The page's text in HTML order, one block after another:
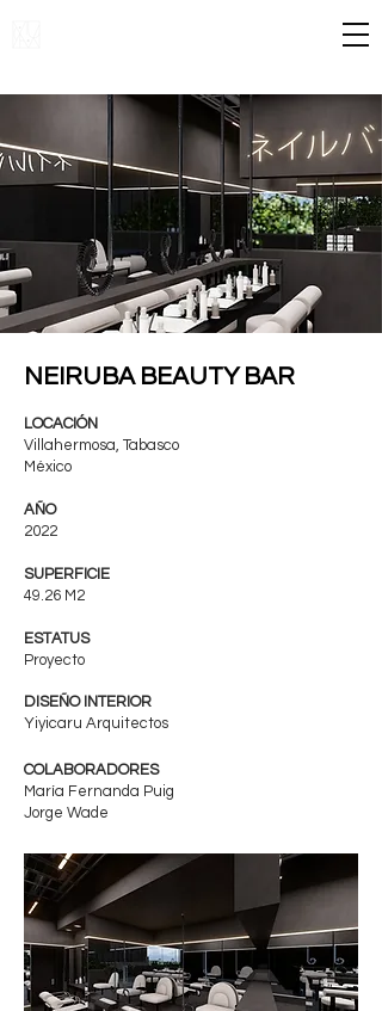
NEIRUBA BEAUTY BAR
LOCACIÓN
Villahermosa, Tabasco
México
AÑO
2022
SUPERFICIE
49.26 M2
ESTATUS
Proyecto
DISEÑO INTERIOR
Yiyicaru Arquitectos
COLABORADORES
María Fernanda Puig
Jorge Wade